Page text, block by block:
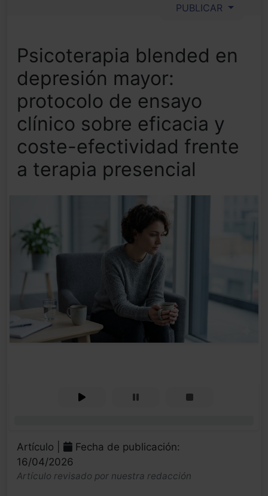
PUBLICAR
Psicoterapia blended en
depresión mayor:
protocolo de ensayo
clínico sobre eficacia y
coste-efectividad frente
a terapia presencial
Artículo |
Fecha de publicación:
16/04/2026
Artículo revisado por nuestra redacción